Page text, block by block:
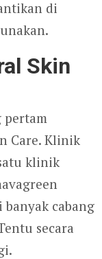
di
Skin
pertam
Care. Klinik
klinik
cabang
secara